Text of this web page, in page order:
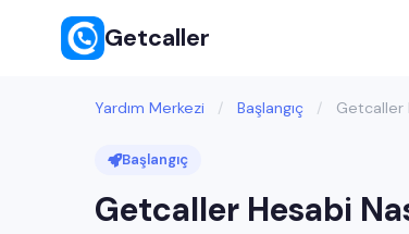
Getcaller
Yardım Merkezi / Başlangıç / Getcaller
Başlangıç
Getcaller Hesabi